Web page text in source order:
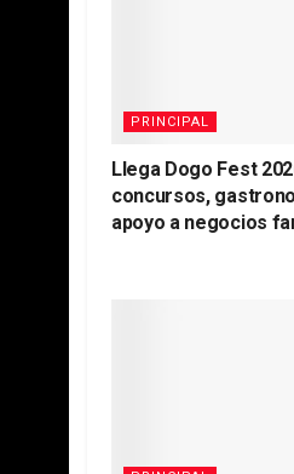
PRINCIPAL
Llega Dogo Fest
concursos,
apoyo a negocios